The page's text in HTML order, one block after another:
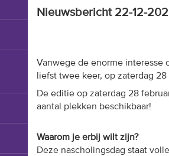
Nieuwsbericht 22-12-
Vanwege de enorme interesse
liefst twee keer, op zaterdag
De editie op zaterdag 28
aantal plekken beschikbaar!
Waarom je erbij wilt zijn?
Deze nascholingsdag staat